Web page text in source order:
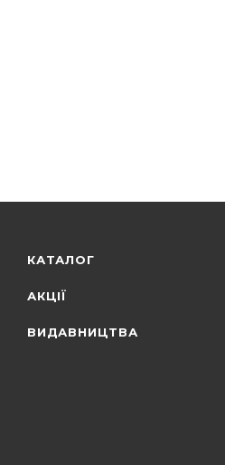
КАТАЛОГ
АКЦІЇ
ВИДАВНИЦТВА